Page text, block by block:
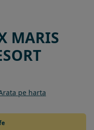
MARIS
pe harta